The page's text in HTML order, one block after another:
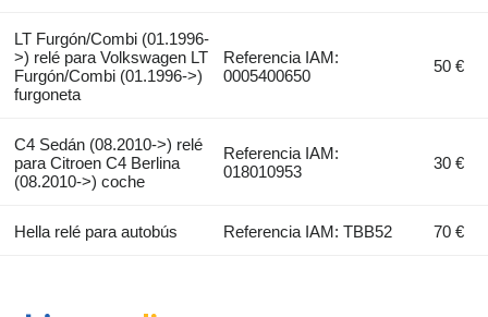
LT Furgón/Combi (01.1996-
>) relé para Volkswagen LT
Furgón/Combi (01.1996->)
furgoneta
Referencia IAM:
0005400650
50 €
C4 Sedán (08.2010->) relé
para Citroen C4 Berlina
(08.2010->) coche
Referencia IAM:
018010953
30 €
Hella relé para autobús Referencia IAM: TBB52 70 €